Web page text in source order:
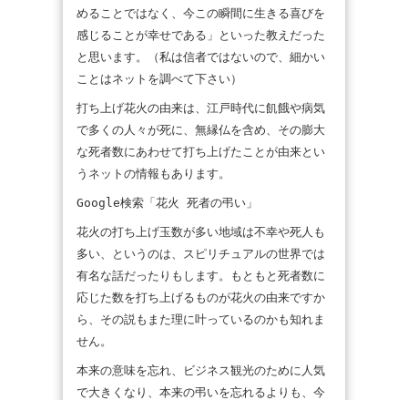
めることではなく、今この瞬間に生きる喜びを
感じることが幸せである」といった教えだった
と思います。（私は信者ではないので、細かい
ことはネットを調べて下さい）
打ち上げ花火の由来は、江戸時代に飢餓や病気
で多くの人々が死に、無縁仏を含め、その膨大
な死者数にあわせて打ち上げたことが由来とい
うネットの情報もあります。
Google検索「花火 死者の弔い」
花火の打ち上げ玉数が多い地域は不幸や死人も
多い、というのは、スピリチュアルの世界では
有名な話だったりもします。もともと死者数に
応じた数を打ち上げるものが花火の由来ですか
ら、その説もまた理に叶っているのかも知れま
せん。
本来の意味を忘れ、ビジネス観光のために人気
で大きくなり、本来の弔いを忘れるよりも、今